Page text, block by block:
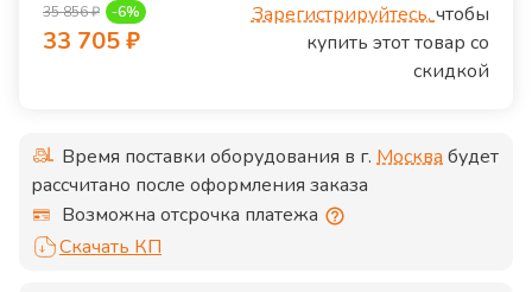
35 856₽ -6%
33 705₽
Зарегистрируйтесь,чтобы
купить этот товар со
скидкой
Время поставки оборудования в г. Москвабудет
рассчитано после оформления заказа
Возможна отсрочка платежа
Скачать КП